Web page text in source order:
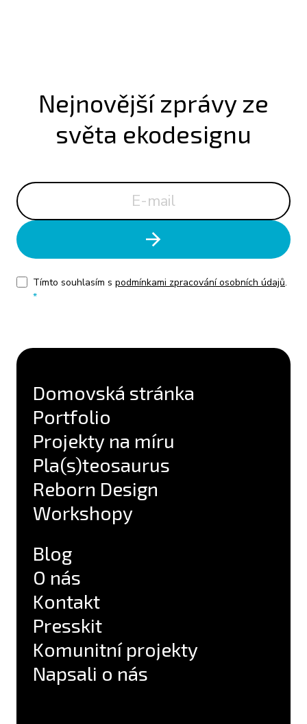
Nejnovější zprávy ze
světa ekodesignu
Tímto souhlasím s podmínkami zpracování osobních údajů.
*
Domovská stránka
Portfolio
Projekty na míru
Pla(s)teosaurus
Reborn Design
Workshopy
Blog
O nás
Kontakt
Presskit
Komunitní projekty
Napsali o nás